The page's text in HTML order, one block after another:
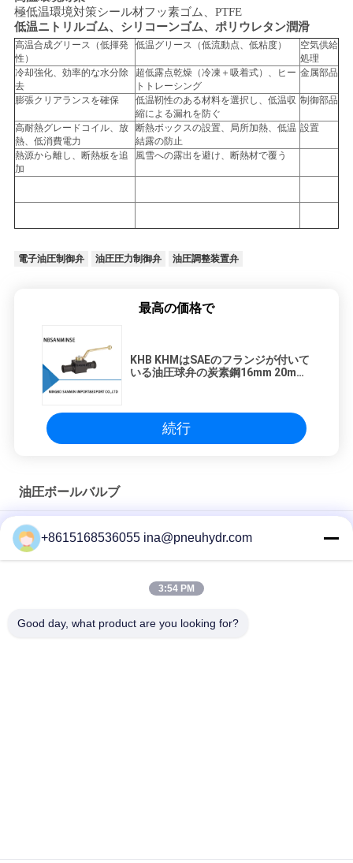
極低温環境対策シール材フッ素ゴム、PTFE
低温ニトリルゴム、シリコーンゴム、ポリウレタン潤滑
高温合成グリース（低揮発
性）
低温グリース（低流動点、低粘度）
空気供給
処理
冷却強化、効率的な水分除
去
超低露点乾燥（冷凍＋吸着式）、ヒー
トトレーシング
金属部品
膨張クリアランスを確保
低温靭性のある材料を選択し、低温収
縮による漏れを防ぐ
制御部品
高耐熱グレードコイル、放
熱、低消費電力
断熱ボックスの設置、局所加熱、低温
結露の防止
設置
熱源から離し、断熱板を追
加
風雪への露出を避け、断熱材で覆う
電子油圧制御弁 油圧圧力制御弁 油圧調整装置弁
最高の価格で
KHB KHMはSAEのフランジが付いて
いる油圧球弁の炭素鋼16mm 20mm
続行
油圧ボールバルブ
油圧高圧コネクターM12X1.25の港のサイズ
FWHの鉱油/隣酸塩エステルのための油圧電磁弁24VDC 110VAC
+8615168536055 ina@pneuhydr.com
3:54 PM
Good day, what product are you looking for?